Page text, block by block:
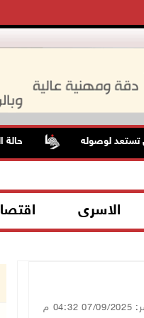
لوصوله حالة
الاسرى
م